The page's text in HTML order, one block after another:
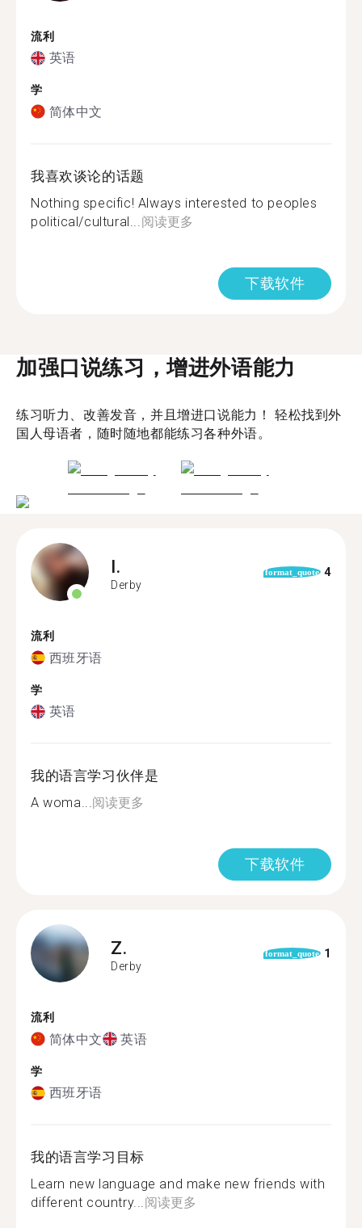
流利
英语
学
简体中文
我喜欢谈论的话题
Nothing specific! Always interested to peoples
political/cultural... 阅读更多
下载软件
加强口说练习，增进外语能力
练习听力、改善发音，并且增进口说能力！ 轻松找到外
国人母语者，随时随地都能练习各种外语。
I.
Derby
format_quote 4
流利
西班牙语
学
英语
我的语言学习伙伴是
A woma...阅读更多
下载软件
Z.
Derby
format_quote 1
流利
简体中文 英语
学
西班牙语
我的语言学习目标
Learn new language and make new friends with
different country...阅读更多